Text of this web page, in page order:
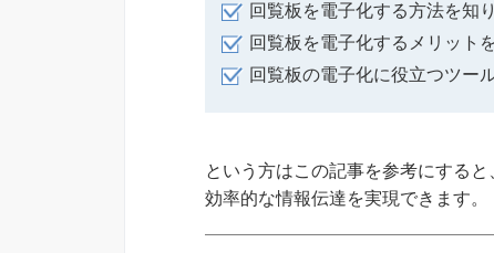
回覧板を電子化する方法を知
回覧板を電子化するメリット
回覧板の電子化に役立つツー
という方はこの記事を参考にする
効率的な情報伝達を実現できます。